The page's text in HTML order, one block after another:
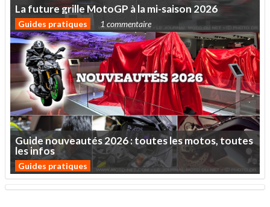
Lafuturegrille MotoGP àlami-saison 2026
Guides pratiques 1 commentaire
Guidenouveautés2026:touteslesmotos,toutes
lesinfos
Guides pratiques